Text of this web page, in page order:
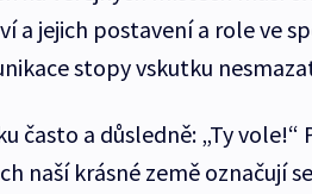
a jejich postavení a role ve
stopy vskutku
často a důsledně: „Ty vole!“
naší krásné země označují